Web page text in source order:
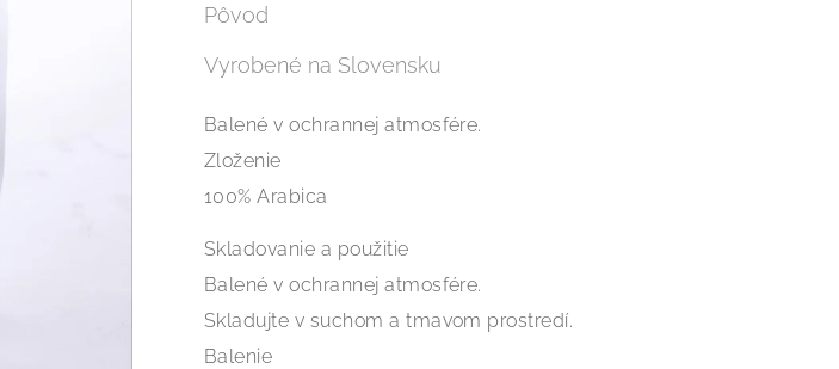
Pôvod
Vyrobené na Slovensku
Balené v ochrannej atmosfére.
Zloženie
100% Arabica
Skladovanie a použitie
Balené v ochrannej atmosfére.
Skladujte v suchom a tmavom prostredí.
Balenie